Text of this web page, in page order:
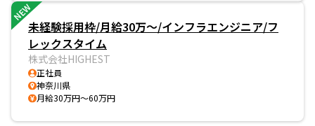
NEW
未経験採用枠/月給30万～/インフラエンジニア/フ
レックスタイム
株式会社HIGHEST
正社員
神奈川県
月給30万円～60万円